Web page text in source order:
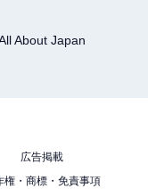
About Japan
広告掲載
権・商標・免責事項